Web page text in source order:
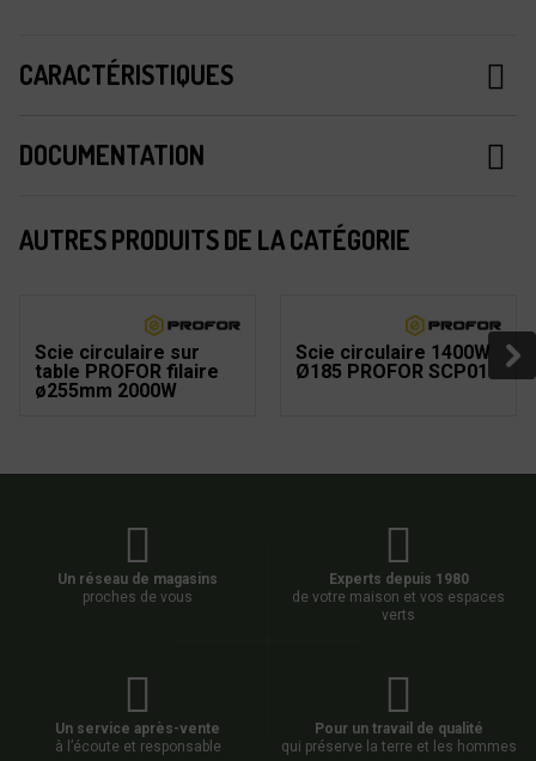
CARACTÉRISTIQUES
DOCUMENTATION
AUTRES PRODUITS DE LA CATÉGORIE
Scie circulaire sur
table PROFOR filaire
ø255mm 2000W
Scie circulaire 1400W
Ø185 PROFOR SCP01
Un réseau de magasins
proches de vous
Experts depuis 1980
de votre maison et vos espaces
verts
Un service après-vente
à l’écoute et responsable
Pour un travail de qualité
qui préserve la terre et les hommes